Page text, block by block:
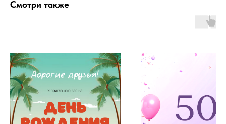
Смотри также